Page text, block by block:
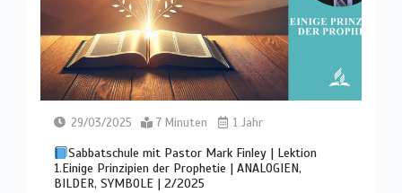
29/03/2025 7 Minuten 1 Jahr
Sabbatschule mit Pastor Mark Finley | Lektion
1.Einige Prinzipien der Prophetie | ANALOGIEN,
BILDER, SYMBOLE | 2/2025